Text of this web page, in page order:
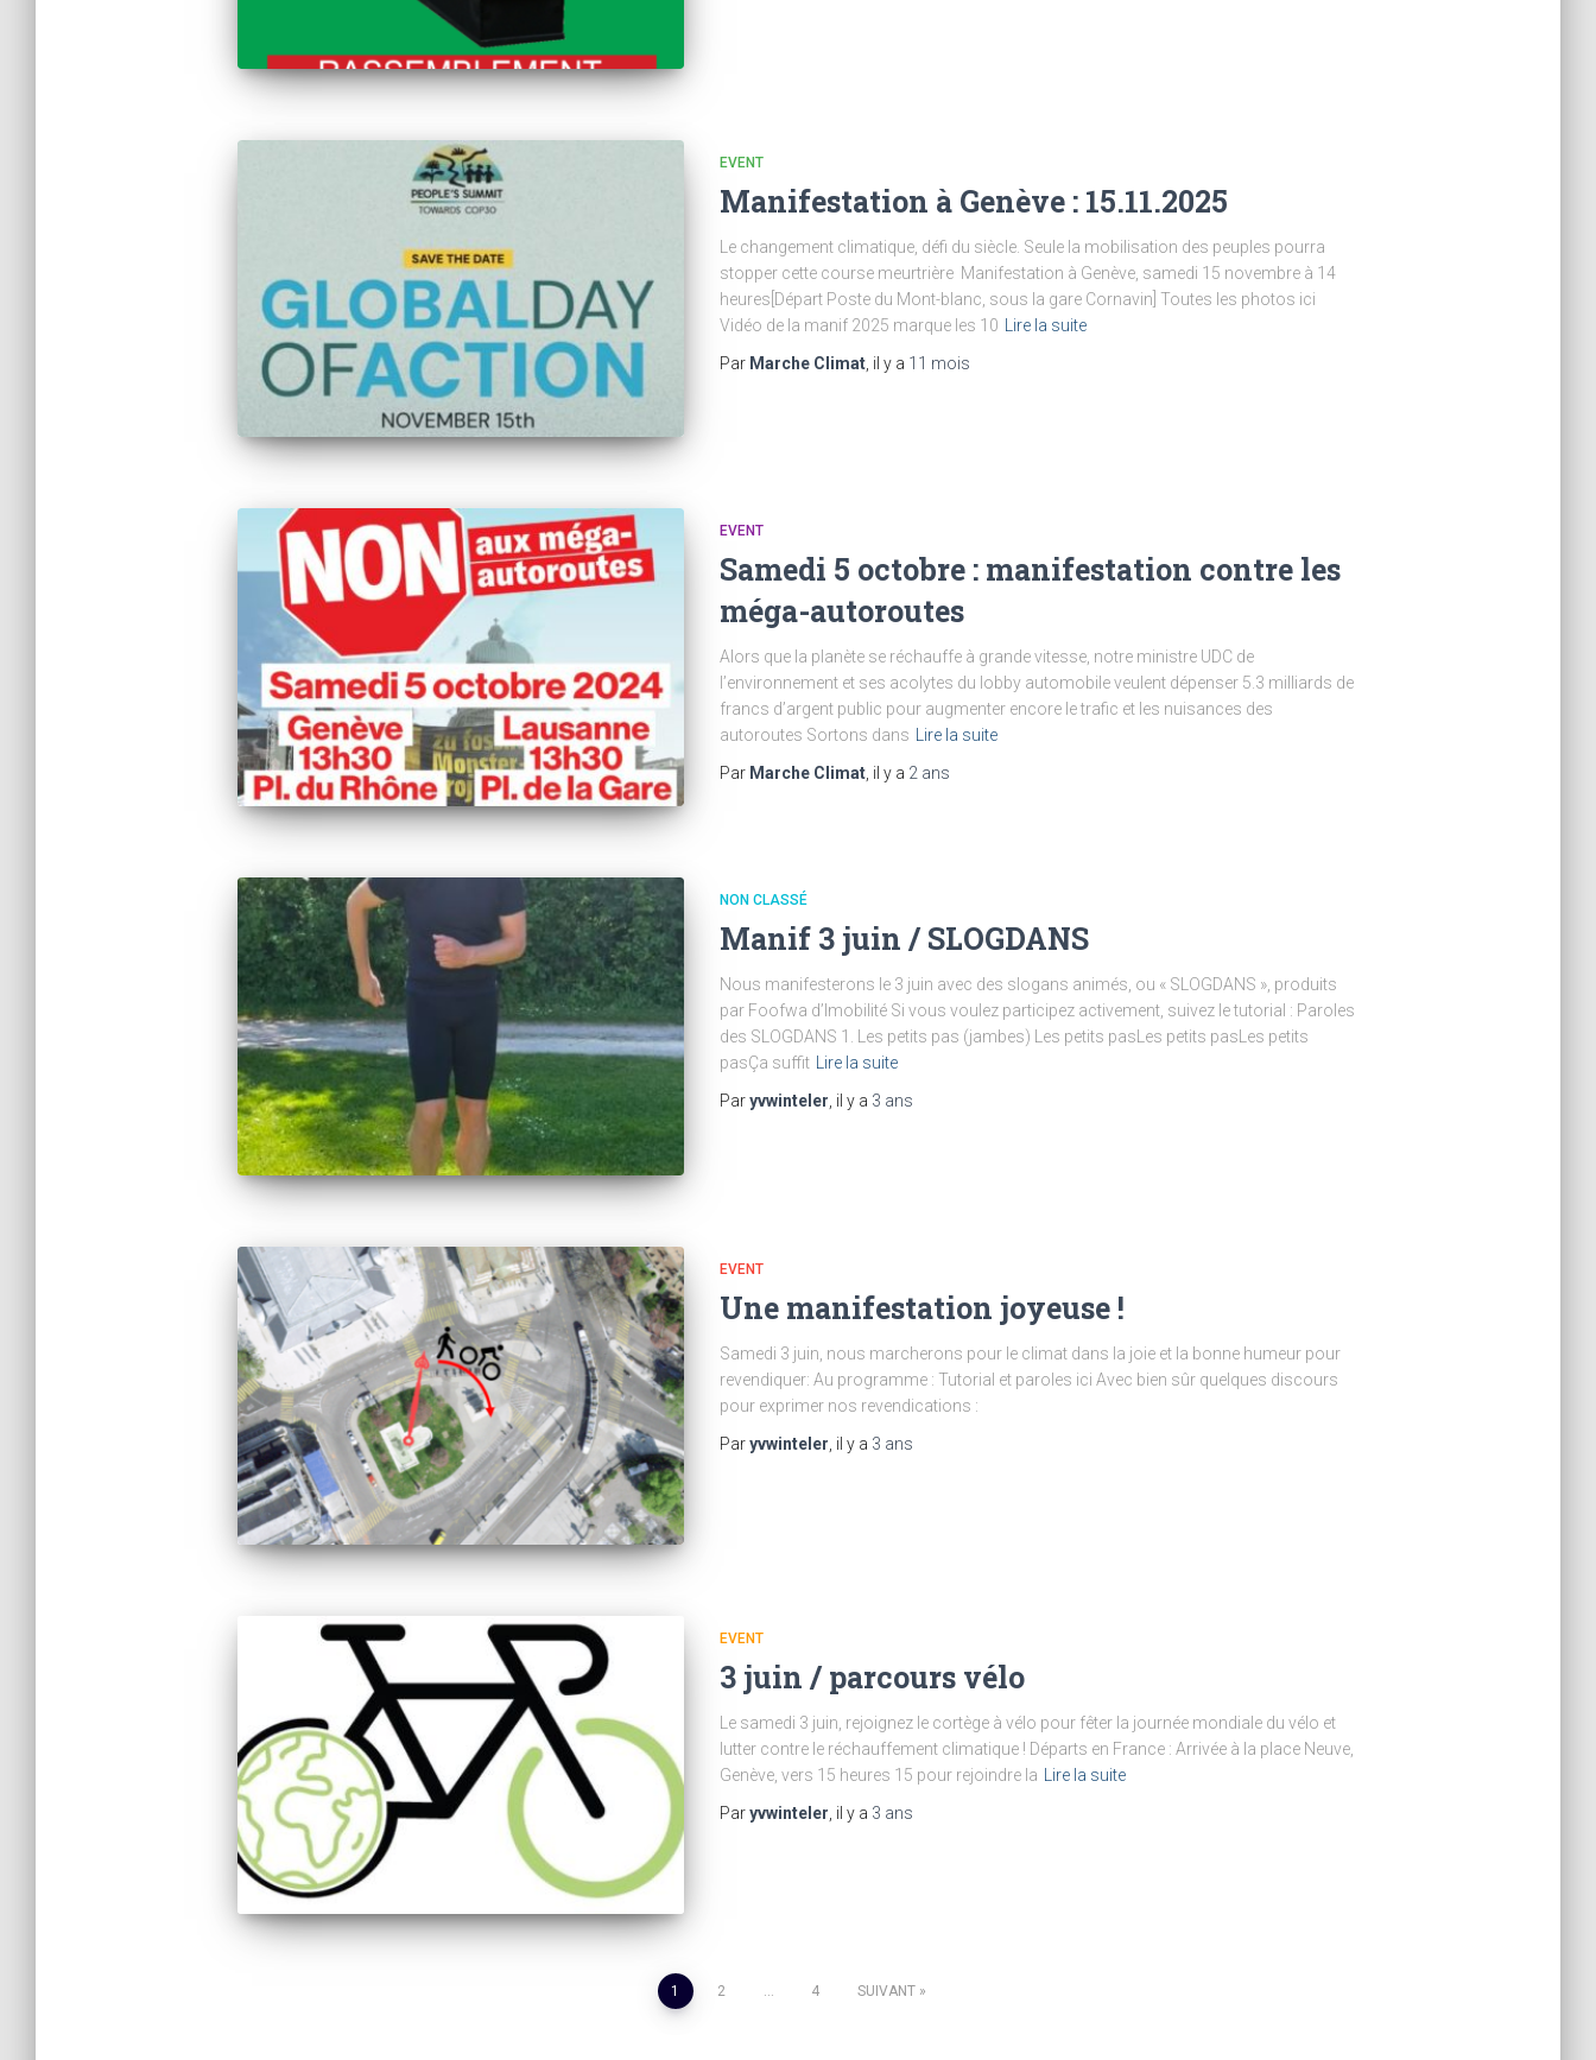
EVENT
Manifestation à Genève : 15.11.2025
Le changement climatique, défi du siècle. Seule la mobilisation des peuples pourra
stopper cette course meurtrière Manifestation à Genève, samedi 15 novembre à 14
heures[Départ Poste du Mont-blanc, sous la gare Cornavin] Toutes les photos ici
Vidéo de la manif 2025 marque les 10 Lire la suite
Par Marche Climat, il y a 11 mois
EVENT
Samedi 5 octobre : manifestation contre les
méga-autoroutes
Alors que la planète se réchauffe à grande vitesse, notre ministre UDC de
l’environnement et ses acolytes du lobby automobile veulent dépenser 5.3 milliards de
francs d’argent public pour augmenter encore le trafic et les nuisances des
autoroutes Sortons dans Lire la suite
Par Marche Climat, il y a 2 ans
NON CLASSÉ
Manif 3 juin / SLOGDANS
Nous manifesterons le 3 juin avec des slogans animés, ou « SLOGDANS », produits
par Foofwa d’Imobilité Si vous voulez participez activement, suivez le tutorial : Paroles
des SLOGDANS 1. Les petits pas (jambes) Les petits pasLes petits pasLes petits
pasÇa suffit
Lire la suite
Paryvwinteler , il y a 3 ans
EVENT
Une manifestation joyeuse !
Samedi 3 juin, nous marcherons pour le climat dans la joie et la bonne humeur pour
revendiquer: Au programme : Tutorial et paroles ici Avec bien sûr quelques discours
pour exprimer nos revendications :
Paryvwinteler , il y a 3 ans
EVENT
3 juin / parcours vélo
Le samedi 3 juin, rejoignez le cortège à vélo pour fêter la journée mondiale du vélo et
lutter contre le réchauffement climatique ! Départs en France : Arrivée à la place Neuve,
Genève, vers 15 heures 15 pour rejoindre la
Lire la suite
Paryvwinteler , il y a 3 ans
1 2 4 SUIVANT